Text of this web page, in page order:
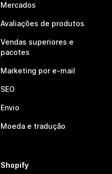
Mercados
Avaliações de produtos
Vendas superiores e
pacotes
Marketing por e-mail
SEO
Envio
Moeda e tradução
Shopify